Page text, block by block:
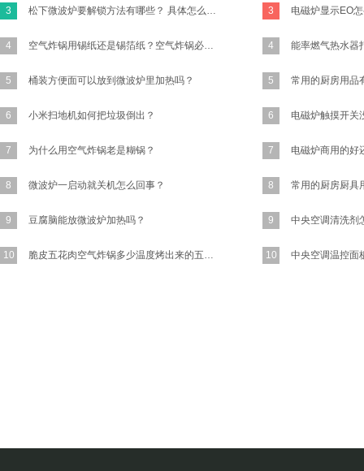
3 松下微波炉要解锁方法有哪些？ 具体怎么操作？
4 空气炸锅用锡纸还是锡箔纸？空气炸锅必须要放锡纸吗?
5 桶装方便面可以放到微波炉里加热吗？
6 小米扫地机如何把垃圾倒出？
7 为什么用空气炸锅老是糊锅？
8 微波炉一启动就关机怎么回事？
9 豆腐脑能放微波炉加热吗？
10 脆皮五花肉空气炸锅多少温度烤出来的五花肉又香又脆？
3
4
5 常用的厨房用品
6
7
8
9
10